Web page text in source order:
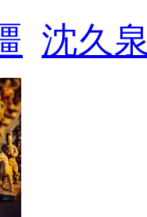
沈久